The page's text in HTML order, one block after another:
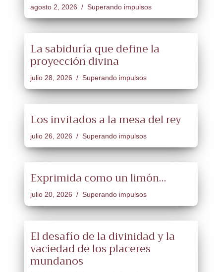
agosto 2, 2026 Superando impulsos
La sabiduría que define la
proyección divina
julio 28, 2026 Superando impulsos
Los invitados a la mesa del rey
julio 26, 2026 Superando impulsos
Exprimida como un limón…
julio 20, 2026 Superando impulsos
El desafío de la divinidad y la
vaciedad de los placeres
mundanos